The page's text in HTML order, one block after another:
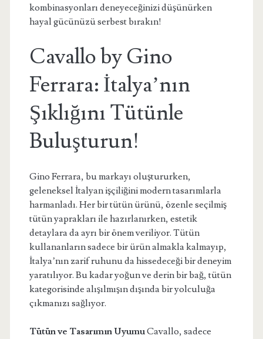
kombinasyonları deneyeceğinizi düşünürken
hayal gücünüzü serbest bırakın!
Cavallo by Gino
Ferrara: İtalya’nın
Şıklığını Tütünle
Buluşturun!
Gino Ferrara, bu markayı oluştururken,
geleneksel İtalyan işçiliğini modern tasarımlarla
harmanladı. Her bir tütün ürünü, özenle seçilmiş
tütün yaprakları ile hazırlanırken, estetik
detaylara da ayrı bir önem veriliyor. Tütün
kullananların sadece bir ürün almakla kalmayıp,
İtalya’nın zarif ruhunu da hissedeceği bir deneyim
yaratılıyor. Bu kadar yoğun ve derin bir bağ, tütün
kategorisinde alışılmışın dışında bir yolculuğa
çıkmanızı sağlıyor.
Tütün ve Tasarımın UyumuCavallo, sadece